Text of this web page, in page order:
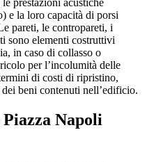
prestazioni acustiche
e la loro capacità di porsi
pareti, le contropareti, i
sono elementi costruttivi
in caso di collasso o
per l’incolumità delle
di costi di ripristino,
beni contenuti nell’edificio.
Napoli